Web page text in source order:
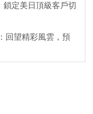
定美日頂級客戶切
回望精彩風雲，預